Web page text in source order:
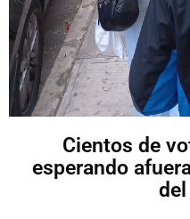
Cientos de
esperando